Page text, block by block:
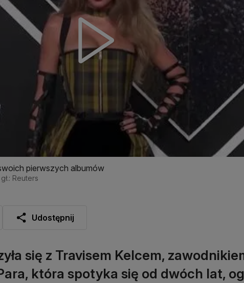
pierwszych albumów
Reuters
Udostępnij
się z Travisem Kelcem,
która spotyka się od dwóch lat,